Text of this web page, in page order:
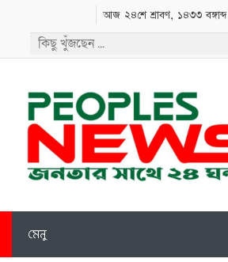
আজ ২৪শে শ্রাবণ, ১৪৩৩ বঙ্গাব্দ
মেনু